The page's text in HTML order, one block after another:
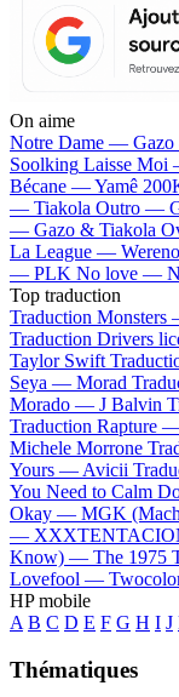
On aime
Notre Dame —
Soolking Laisse
Bécane —Yamê
— Tiakola Outro —
— Gazo & Tiakola
La League —
— PLK No love —
Top traduction
Traduction
Traduction Drivers
Taylor Swift
Seya — Morad
Morado — J Balvin
Traduction Rapture
Michele Morrone
Yours —Avicii
You Need to Calm
Okay — MGK
—
Know) — The 1975
Lovefool —
HP mobile
A B C D E F G H I J
Thématiques